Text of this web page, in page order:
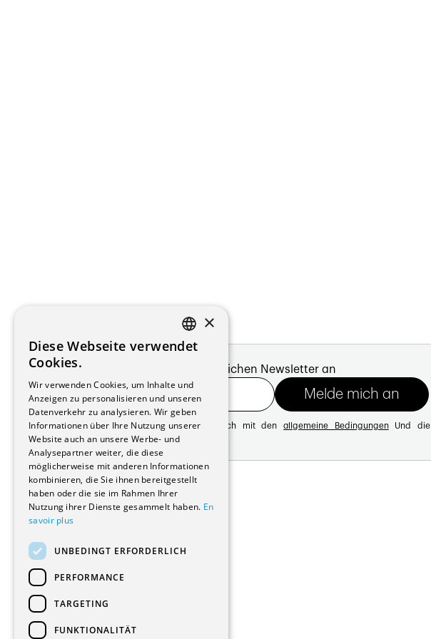
Melde dich für unseren monatlichen Newsletter an
Mit der Registrierung erklären Sie sich mit denallgemeine BedingungenUnd die
Datenschutzrichtlinie
Adresse:
Avenue de Longemalle 21
1020 Renens
Schweiz
Kontakt:
Plattform: +41 21 631 10 50
info@architectes.ch
FRENCH
×
Diese Webseite verwendet
Cookies.
Wir verwenden Cookies, um Inhalte und
Anzeigen zu personalisieren und unseren
Datenverkehr zu analysieren. Wir geben
Informationen über Ihre Nutzung unserer
Website auch an unsere Werbe- und
Analysepartner weiter, die diese
möglicherweise mit anderen Informationen
kombinieren, die Sie ihnen bereitgestellt
haben oder die sie im Rahmen Ihrer
Nutzung ihrer Dienste gesammelt haben. En
savoir plus
UNBEDINGT ERFORDERLICH
PERFORMANCE
TARGETING
FUNKTIONALITÄT